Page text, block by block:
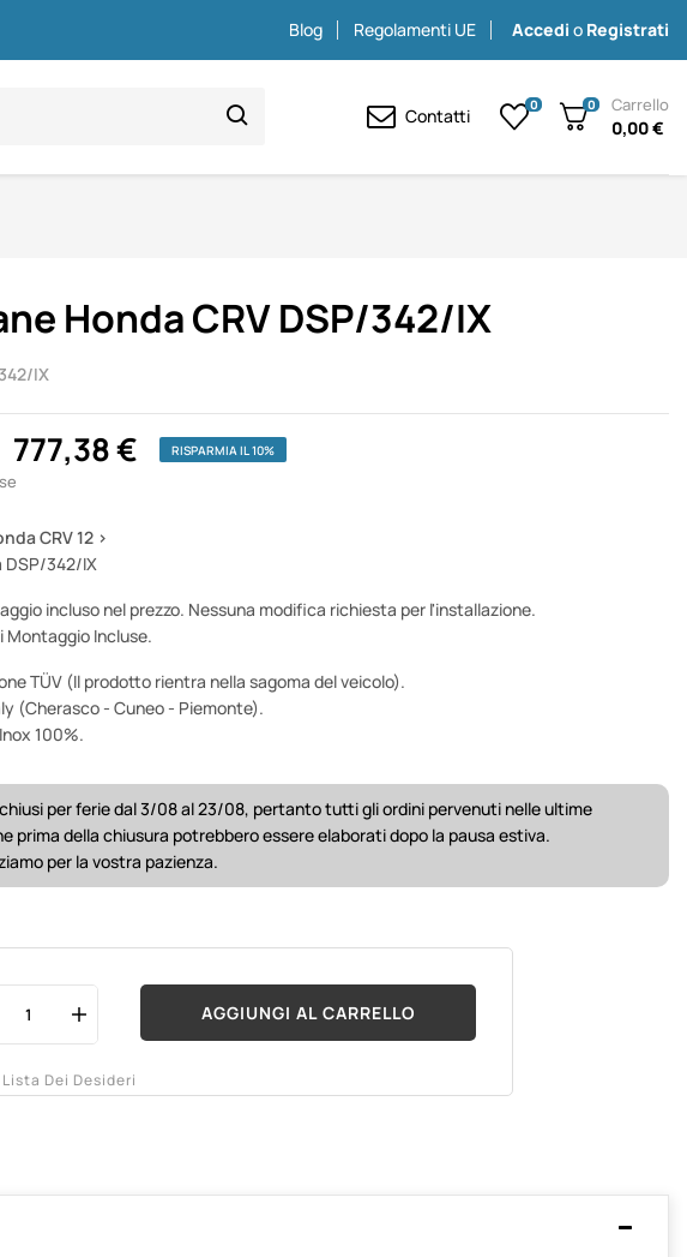
Blog Regolamenti UE Accedi o Registrati
Contatti 0 0 Carrello
0,00 €
Honda CRV DSP/342/IX
IX
777,38 € RISPARMIA IL 10%
CRV 12 >
DSP/342/IX
incluso nel prezzo. Nessuna modifica richiesta per l'installazione.
Montaggio Incluse.
TÜV (Il prodotto rientra nella sagoma del veicolo).
(Cherasco - Cuneo - Piemonte).
100%.
per ferie dal 3/08 al 23/08, pertanto tutti gli ordini pervenuti nelle ultime
prima della chiusura potrebbero essere elaborati dopo la pausa estiva.
per la vostra pazienza.
AGGIUNGI AL CARRELLO
Lista Dei Desideri